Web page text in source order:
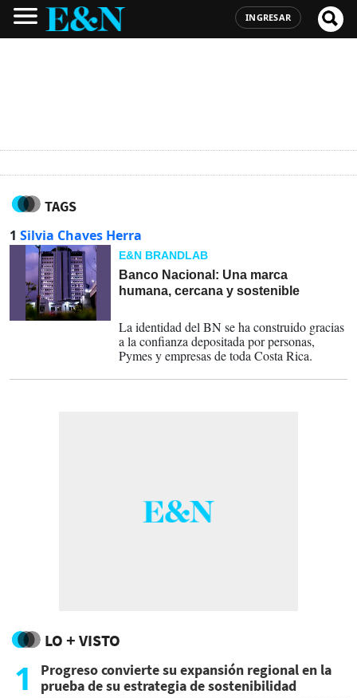
INGRESAR
TAGS
1 Silvia Chaves Herra
E&N BRANDLAB
Banco Nacional: Una marca
humana, cercana y sostenible
La identidad del BN se ha construido gracias
a la confianza depositada por personas,
Pymes y empresas de toda Costa Rica.
LO + VISTO
1
Progreso convierte su expansión regional en la
prueba de su estrategia de sostenibilidad